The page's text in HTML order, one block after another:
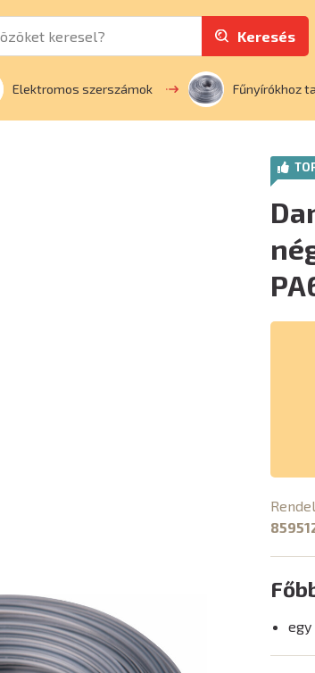
Keresés
Elektromos szerszámok Fűnyírókhoz